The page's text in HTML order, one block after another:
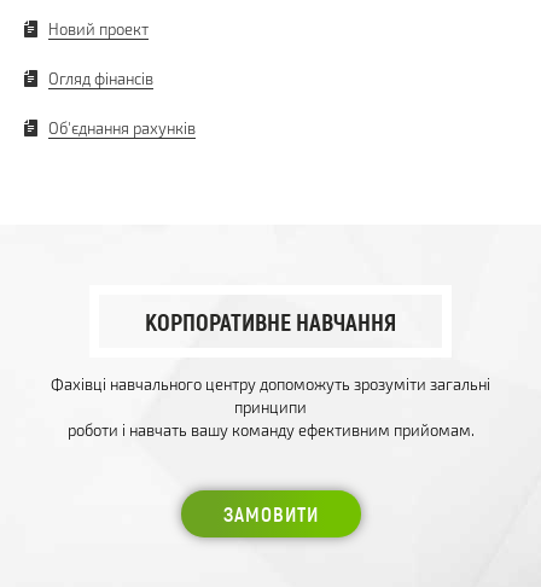
Новий проект
Огляд фінансів
Об'єднання рахунків
КОРПОРАТИВНЕ НАВЧАННЯ
Фахівці навчального центру допоможуть зрозуміти загальні
принципи
роботи і навчать вашу команду ефективним прийомам.
ЗАМОВИТИ